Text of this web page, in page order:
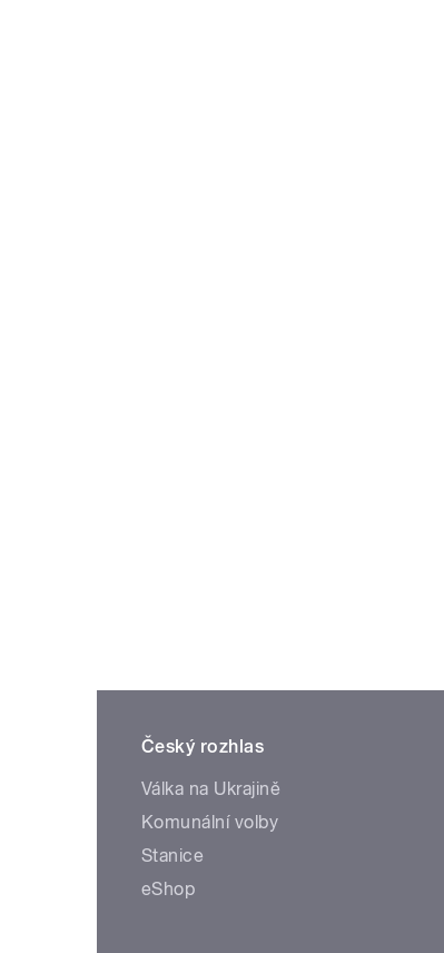
Český rozhlas
Válka na Ukrajině
Komunální volby
Stanice
eShop